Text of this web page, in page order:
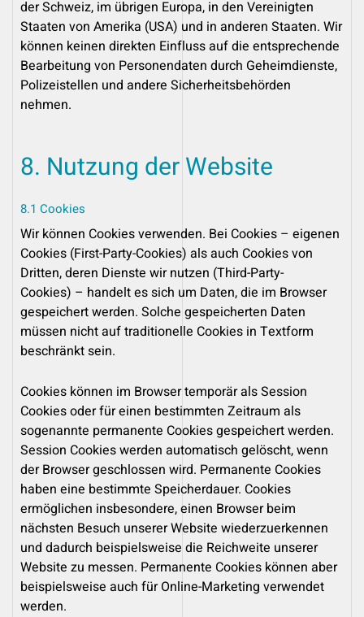
der Schweiz, im übrigen Europa, in den Vereinigten
Staaten von Amerika (USA) und in anderen Staaten. Wir
können keinen direkten Einfluss auf die entsprechende
Bearbeitung von Personendaten durch Geheimdienste,
Polizeistellen und andere Sicherheitsbehörden
nehmen.
8. Nutzung der Website
8.1 Cookies
Wir können Cookies verwenden. Bei Cookies – eigenen
Cookies (First-Party-Cookies) als auch Cookies von
Dritten, deren Dienste wir nutzen (Third-Party-
Cookies) – handelt es sich um Daten, die im Browser
gespeichert werden. Solche gespeicherten Daten
müssen nicht auf traditionelle Cookies in Textform
beschränkt sein.
Cookies können im Browser temporär als Session
Cookies oder für einen bestimmten Zeitraum als
sogenannte permanente Cookies gespeichert werden.
Session Cookies werden automatisch gelöscht, wenn
der Browser geschlossen wird. Permanente Cookies
haben eine bestimmte Speicherdauer. Cookies
ermöglichen insbesondere, einen Browser beim
nächsten Besuch unserer Website wiederzuerkennen
und dadurch beispielsweise die Reichweite unserer
Website zu messen. Permanente Cookies können aber
beispielsweise auch für Online-Marketing verwendet
werden.